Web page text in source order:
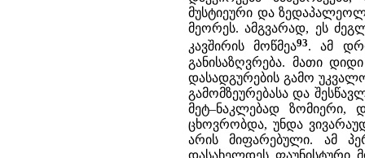
მუსტიეური და
მეორეს. ამგვარად, ეს
კავშირის მოწმეა93. ამ
განისაზღვრება. მათი
დასადგურების გამო
გამომზეურებასა და
მეტ–ნაკლებად ზომიერი,
ცხოვრობდა, უნდა
არის მიფარებული. ამ
დასახელდეს ფაუნისტური